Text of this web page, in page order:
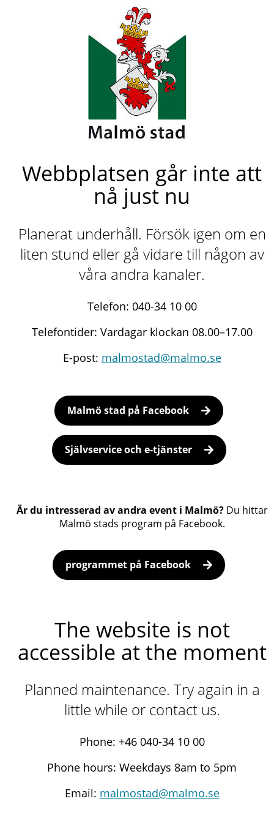
Webbplatsen går inte att
nå just nu
Planerat underhåll. Försök igen om en
liten stund eller gå vidare till någon av
våra andra kanaler.
Telefon: 040-34 10 00
Telefontider: Vardagar klockan 08.00–17.00
E-post: malmostad@malmo.se
Malmö stad på Facebook
Självservice och e-tjänster
Är du intresserad av andra event i Malmö?Du hittar
Malmö stads program på Facebook.
programmet på Facebook
The website is not
accessible at the moment
Planned maintenance. Try again in a
little while or contact us.
Phone: +46 040-34 10 00
Phone hours: Weekdays 8am to 5pm
Email: malmostad@malmo.se